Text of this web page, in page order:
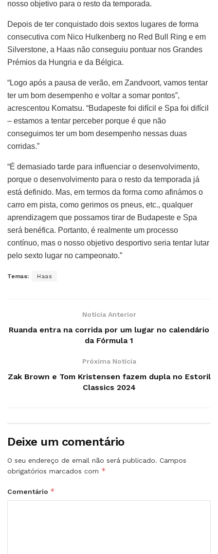
nosso objetivo para o resto da temporada.
Depois de ter conquistado dois sextos lugares de forma
consecutiva com Nico Hulkenberg no Red Bull Ring e em
Silverstone, a Haas não conseguiu pontuar nos Grandes
Prémios da Hungria e da Bélgica.
“Logo após a pausa de verão, em Zandvoort, vamos tentar
ter um bom desempenho e voltar a somar pontos”,
acrescentou Komatsu. “Budapeste foi difícil e Spa foi difícil
– estamos a tentar perceber porque é que não
conseguimos ter um bom desempenho nessas duas
corridas.”
“É demasiado tarde para influenciar o desenvolvimento,
porque o desenvolvimento para o resto da temporada já
está definido. Mas, em termos da forma como afinámos o
carro em pista, como gerimos os pneus, etc., qualquer
aprendizagem que possamos tirar de Budapeste e Spa
será benéfica. Portanto, é realmente um processo
contínuo, mas o nosso objetivo desportivo seria tentar lutar
pelo sexto lugar no campeonato.”
Temas: Haas
Notícia Anterior
Ruanda entra na corrida por um lugar no calendário
da Fórmula 1
Próxima Notícia
Zak Brown e Tom Kristensen fazem dupla no Estoril
Classics 2024
Deixe um comentário
O seu endereço de email não será publicado. Campos
obrigatórios marcados com *
Comentário *